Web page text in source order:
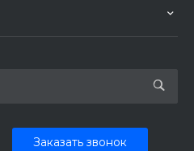
Заказать звонок